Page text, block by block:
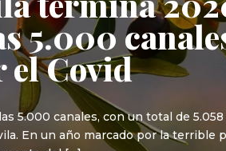
5.000
el Covid
5.000 canales, con un total de
En un año marcado por la terrible